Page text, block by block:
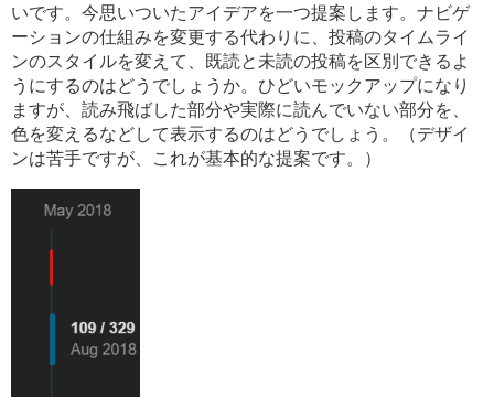
いです。今思いついたアイデアを一つ提案します。ナビゲ
ーションの仕組みを変更する代わりに、投稿のタイムライ
ンのスタイルを変えて、既読と未読の投稿を区別できるよ
うにするのはどうでしょうか。ひどいモックアップになり
ますが、読み飛ばした部分や実際に読んでいない部分を、
色を変えるなどして表示するのはどうでしょう。（デザイ
ンは苦手ですが、これが基本的な提案です。）